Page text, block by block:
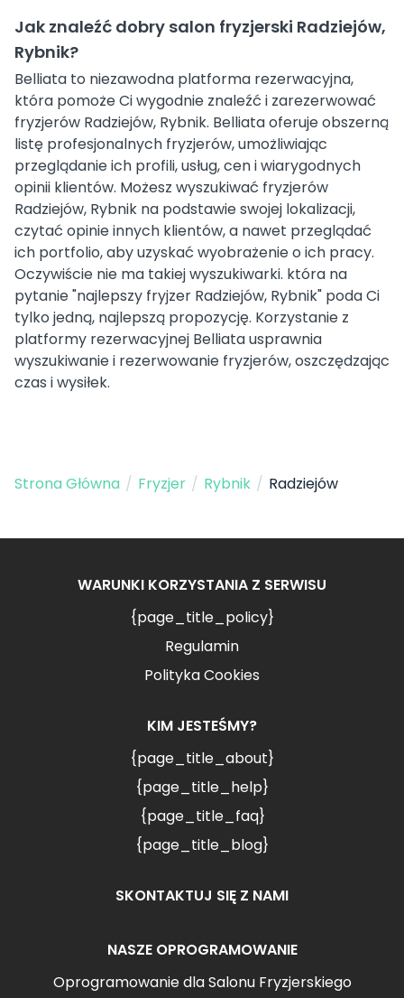
Jak znaleźć dobry salon fryzjerski Radziejów,
Rybnik?
Belliata to niezawodna platforma rezerwacyjna,
która pomoże Ci wygodnie znaleźć i zarezerwować
fryzjerów Radziejów, Rybnik. Belliata oferuje obszerną
listę profesjonalnych fryzjerów, umożliwiając
przeglądanie ich profili, usług, cen i wiarygodnych
opinii klientów. Możesz wyszukiwać fryzjerów
Radziejów, Rybnik na podstawie swojej lokalizacji,
czytać opinie innych klientów, a nawet przeglądać
ich portfolio, aby uzyskać wyobrażenie o ich pracy.
Oczywiście nie ma takiej wyszukiwarki. która na
pytanie "najlepszy fryjzer Radziejów, Rybnik" poda Ci
tylko jedną, najlepszą propozycję. Korzystanie z
platformy rezerwacyjnej Belliata usprawnia
wyszukiwanie i rezerwowanie fryzjerów, oszczędzając
czas i wysiłek.
Strona Główna / Fryzjer / Rybnik / Radziejów
WARUNKI KORZYSTANIA Z SERWISU
{page_title_policy}
Regulamin
Polityka Cookies
KIM JESTEŚMY?
{page_title_about}
{page_title_help}
{page_title_faq}
{page_title_blog}
SKONTAKTUJ SIĘ Z NAMI
NASZE OPROGRAMOWANIE
Oprogramowanie dla Salonu Fryzjerskiego